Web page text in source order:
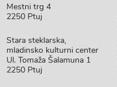
Mestni trg 4
2250 Ptuj
Stara steklarska,
mladinsko kulturni center
Ul. Tomaža Šalamuna 1
2250 Ptuj